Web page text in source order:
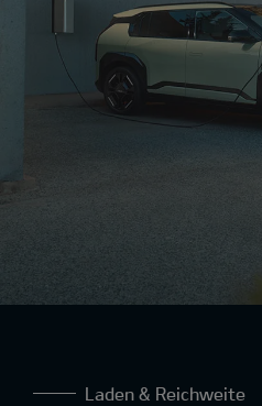
Laden & Reichweite